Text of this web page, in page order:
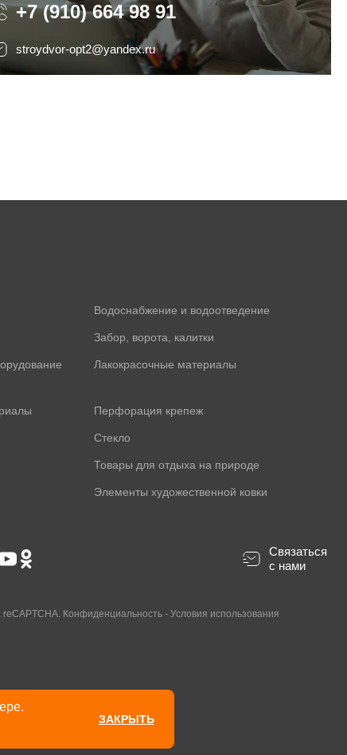
ЗАКРЫТЬ
+7 (910) 664 98 91
stroydvor-opt2@yandex.ru
Водоснабжение и водоотведение
Забор, ворота, калитки
Лакокрасочные материалы
Перфорация крепеж
Стекло
Товары для отдыха на природе
Элементы художественной ковки
Связаться
с нами
Конфиденциальность -Условия использования